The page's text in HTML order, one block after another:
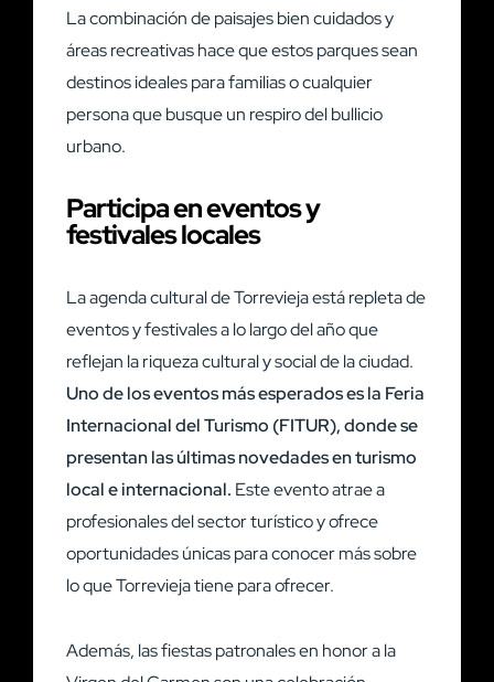
La combinación de paisajes bien cuidados y
áreas recreativas hace que estos parques sean
destinos ideales para familias o cualquier
persona que busque un respiro del bullicio
urbano.
Participa en eventos y
festivales locales
La agenda cultural de Torrevieja está repleta de
eventos y festivales a lo largo del año que
reflejan la riqueza cultural y social de la ciudad.
Uno de los eventos más esperados es la Feria
Internacional del Turismo (FITUR), donde se
presentan las últimas novedades en turismo
local e internacional. Este evento atrae a
profesionales del sector turístico y ofrece
oportunidades únicas para conocer más sobre
lo que Torrevieja tiene para ofrecer.
Además, las fiestas patronales en honor a la